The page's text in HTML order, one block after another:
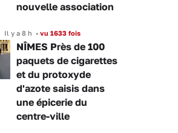
nouvelle association
Il y a 8 h • vu 1633 fois
NÎMES Près de 100
paquets de cigarettes
et du protoxyde
d'azote saisis dans
une épicerie du
centre-ville